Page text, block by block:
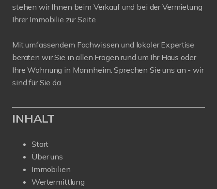
stehen wir Ihnen beim Verkauf und bei der Vermietung
Ihrer Immobilie zur Seite.
Mit umfassendem Fachwissen und lokaler Expertise
beraten wir Sie in allen Fragen rund um Ihr Haus oder
Ihre Wohnung in Mannheim. Sprechen Sie uns an - wir
sind für Sie da.
INHALT
Start
Über uns
Immobilien
Wertermittlung